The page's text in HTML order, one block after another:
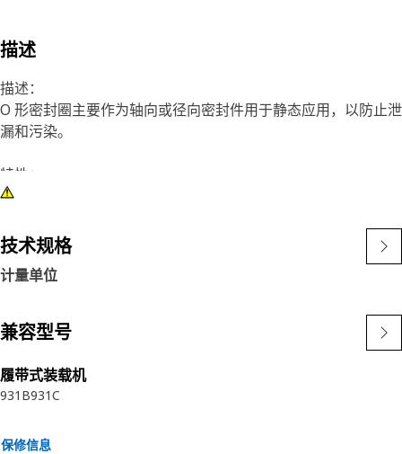
描述
描述：
O 形密封圈主要作为轴向或径向密封件用于静态应用，以防止泄
漏和污染。
特性：
Cat® O 形密封圈采用与 Cat® 发动机和机器中的油液、温度和
密封件压缩形变性能。此外，某些 Cat® O 形密封圈还涂有
PTFE，可以最大限度减少密封件安装过程中的密封件扭曲和切
削。
我们的 O 形密封圈尺寸严格遵循紧密度公差，可确保它们以必
要的密封压缩度妥帖地嵌入密封凹槽。
凭借超过 2500 种不同尺寸和材料的 O 形密封圈，Cat® O 形密
决方案。
技术规格
计量单位
兼容型号
履带式装载机
931B931C
保修信息